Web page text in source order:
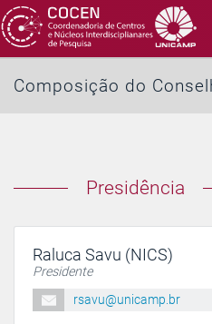
Composição do
Presidência
Raluca Savu (NICS)
Presidente
rsavu@unicamp.br